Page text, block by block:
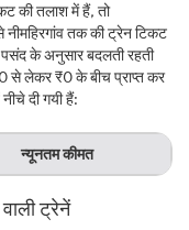
की तलाश में हैं, तो
तक की ट्रेन टिकट
के अनुसार बदलती रहती
से लेकर ₹0 के बीच प्राप्त कर
दी गयी हैं:
न्यूनतम कीमत
ट्रेनें